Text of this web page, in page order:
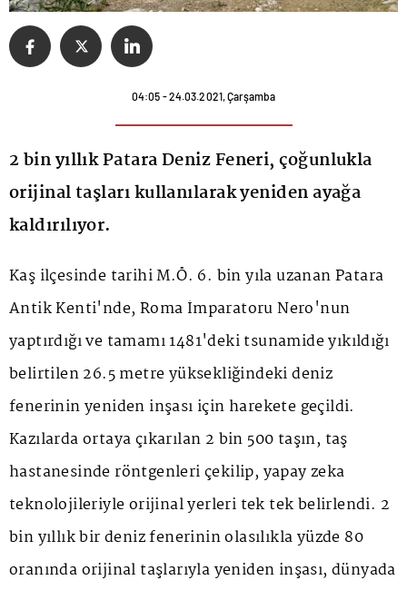
04:05 - 24.03.2021, Çarşamba
2 bin yıllık Patara Deniz Feneri, çoğunlukla
orijinal taşları kullanılarak yeniden ayağa
kaldırılıyor.
Kaş ilçesinde tarihi M.Ö. 6. bin yıla uzanan Patara
Antik Kenti'nde, Roma İmparatoru Nero'nun
yaptırdığı ve tamamı 1481'deki tsunamide yıkıldığı
belirtilen 26.5 metre yüksekliğindeki deniz
fenerinin yeniden inşası için harekete geçildi.
Kazılarda ortaya çıkarılan 2 bin 500 taşın, taş
hastanesinde röntgenleri çekilip, yapay zeka
teknolojileriyle orijinal yerleri tek tek belirlendi. 2
bin yıllık bir deniz fenerinin olasılıkla yüzde 80
oranında orijinal taşlarıyla yeniden inşası, dünyada